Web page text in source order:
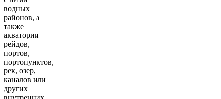
водных
районов, а
также
акватории
рейдов,
портов,
портопунктов,
рек, озер,
каналов или
других
внутренних